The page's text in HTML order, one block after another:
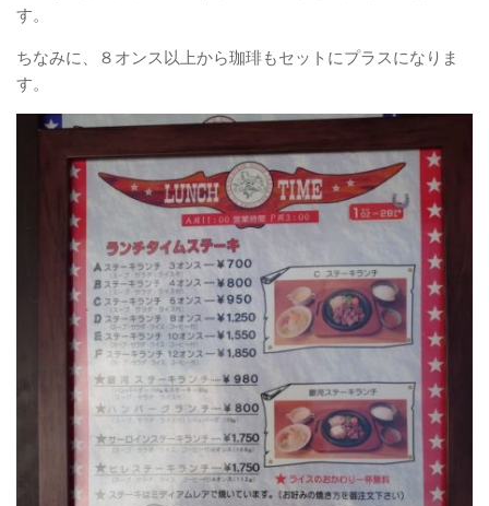
す。
ちなみに、８オンス以上から珈琲もセットにプラスになりま
す。